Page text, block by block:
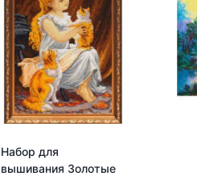
Набор для
вышивания Золотые